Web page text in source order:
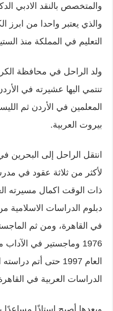
والمتخصص بالنقد الادبي
والذي يعتبر واحدا من ابرز
التعليم في المملكة منذ
ولد الراحل في محافظة
تنتمي اليها عشيرته في
المعلمين في الأردن ثم
بيروت العربية.
لأكثر من ثلاثة عقود في
ذات الوقت اكمال مسيرته
دبلوم الدراسات الاسلامية
في القاهرة، ومن ثم
1976 وماجستير في
العام 1997 حتى أتم
الدراسات العربية في القاهرة